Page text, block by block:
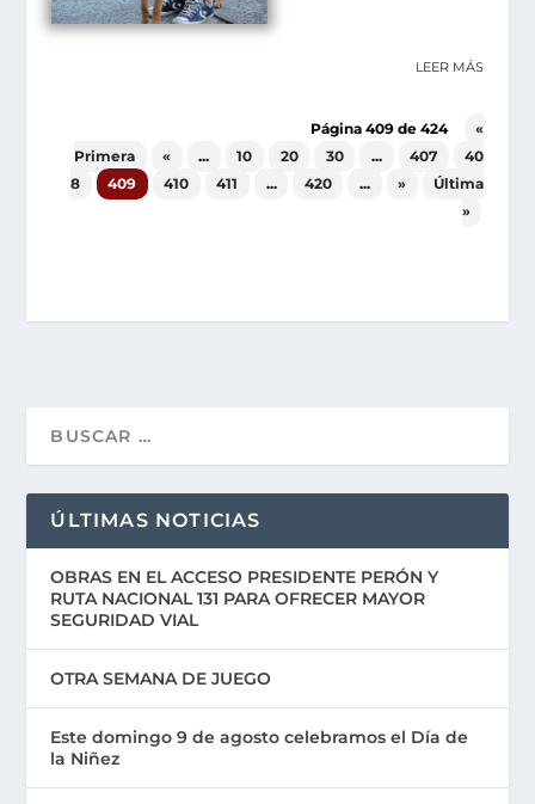
LEER MÁS
Página 409 de 424
«
Primera
« ... 10 20 30 ... 407
40
8
409 410 411 ... 420 ... »
Última
»
ÚLTIMAS NOTICIAS
OBRAS EN EL ACCESO PRESIDENTE PERÓN Y
RUTA NACIONAL 131 PARA OFRECER MAYOR
SEGURIDAD VIAL
OTRA SEMANA DE JUEGO
Este domingo 9 de agosto celebramos el Día de
la Niñez